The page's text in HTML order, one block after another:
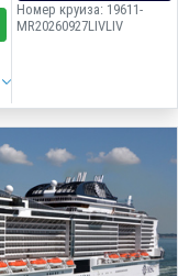
Номер круиза: 19611-
MR20260927LIVLIV